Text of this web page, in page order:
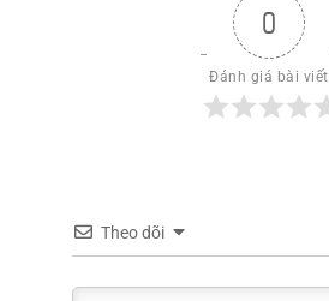
0
Đánh giá bài viết
Theo dõi